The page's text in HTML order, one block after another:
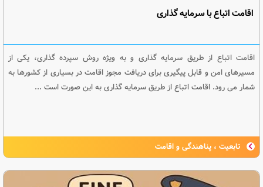
اقامت اتباع با سرمایه گذاری
اقامت اتباع از طریق سرمایه گذاری و به ویژه روش سپرده گذاری، یکی از
مسیرهای امن و قابل پیگیری برای دریافت مجوز اقامت در بسیاری از کشورها به
شمار می رود. اقامت اتباع از طریق سرمایه گذاری به این صورت است ...
تابعیت ، پناهندگی و اقامت